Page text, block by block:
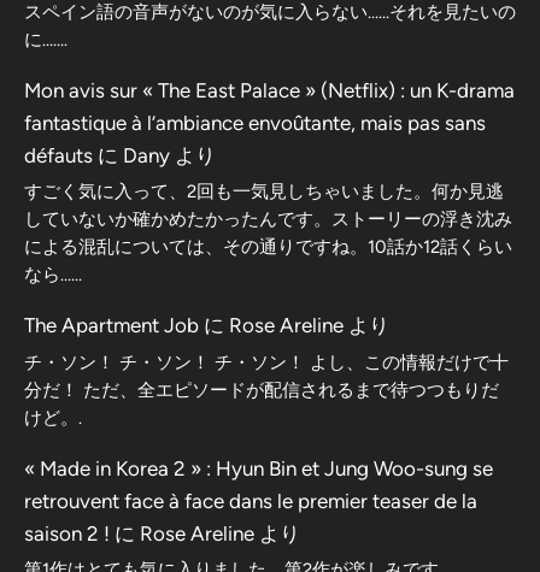
スペイン語の音声がないのが気に入らない……それを見たいの
に…….
Mon avis sur « The East Palace » (Netflix) : un K-drama
fantastique à l’ambiance envoûtante, mais pas sans
défauts に Dany より
すごく気に入って、2回も一気見しちゃいました。何か見逃
していないか確かめたかったんです。ストーリーの浮き沈み
による混乱については、その通りですね。10話か12話くらい
なら……
The Apartment Job に Rose Areline より
チ・ソン！ チ・ソン！ チ・ソン！ よし、この情報だけで十
分だ！ ただ、全エピソードが配信されるまで待つつもりだ
けど。.
« Made in Korea 2 » : Hyun Bin et Jung Woo-sung se
retrouvent face à face dans le premier teaser de la
saison 2 ! に Rose Areline より